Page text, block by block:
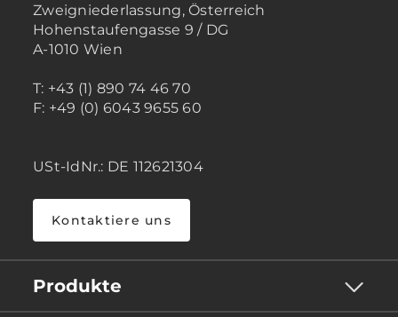
Zweigniederlassung, Österreich
Hohenstaufengasse 9 / DG
A-1010 Wien
T: +43 (1) 890 74 46 70
F: +49 (0) 6043 9655 60
USt-IdNr.: DE 112621304
Kontaktiere uns
Produkte